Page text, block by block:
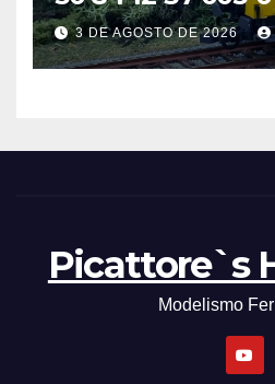
3 DE AGOSTO DE 2026
Picattore`s
Modelismo